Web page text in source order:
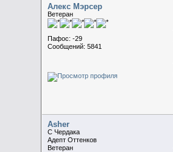
Алекс Мэрсер
Ветеран
Пафос: -29
Сообщений: 5841
Asher
C Чердака
Адепт Оттенков
Ветеран